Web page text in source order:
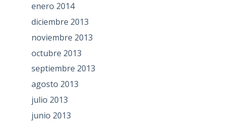
enero 2014
diciembre 2013
noviembre 2013
octubre 2013
septiembre 2013
agosto 2013
julio 2013
junio 2013